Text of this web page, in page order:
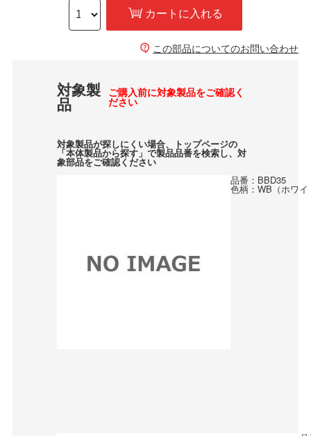
カートに入れる
この部品についてのお問い合わせ
対象製
品
ご購入前に対象製品をご確認く
ださい
対象製品が探しにくい場合、トップページの
「本体製品から探す」で製品品番を検索し、対
象部品をご確認ください
品番：BBD35
色柄：WB（ホワイ